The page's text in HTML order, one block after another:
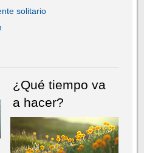
solitario
¿Qué tiempo va
a hacer?